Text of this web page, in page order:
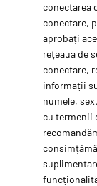
conectarea
conectare,
aprobați
rețeaua de
conectare,
informații
numele,
cu termenii